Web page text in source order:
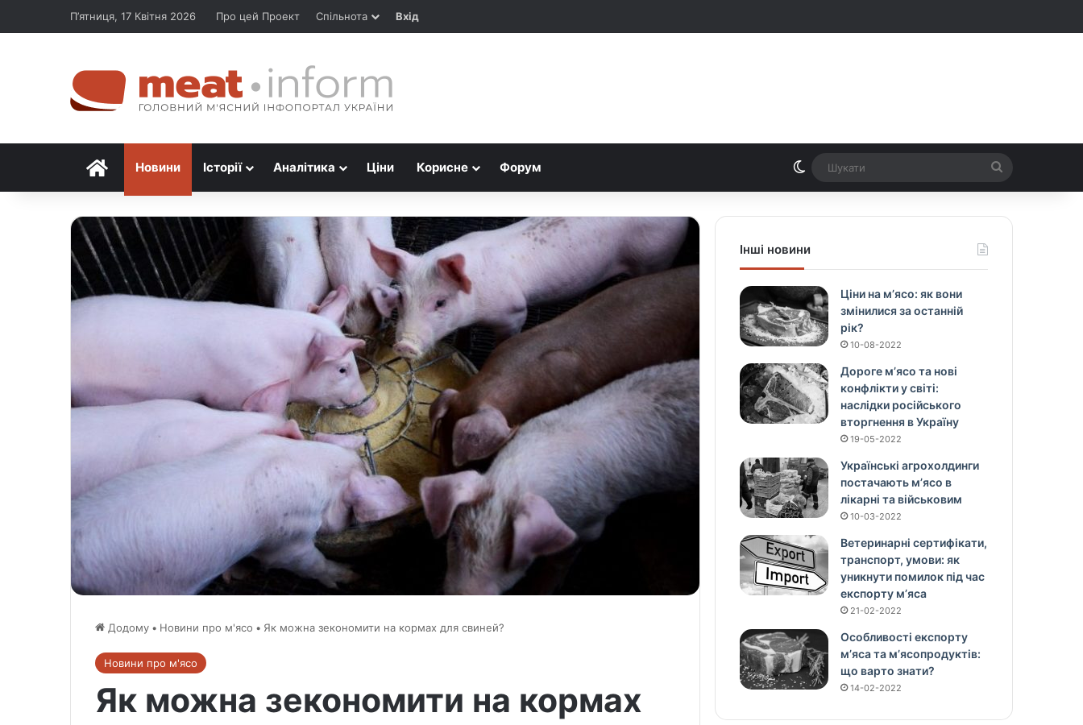
П’ятниця, 17 Квітня 2026 Про цей Проект Спільнота Вхід
ГоловнаНовини Історії Аналітика Ціни Корисне Форум Switch skin
Додому • Новини про м'ясо • Як можна зекономити на кормах для свиней?
Новини про м'ясо
Як можна зекономити на кормах
Інші новини
Ціни на м’ясо: як вони
змінилися за останній
рік?
10-08-2022
Дороге м’ясо та нові
конфлікти у світі:
наслідки російського
вторгнення в Україну
19-05-2022
Українські агрохолдинги
постачають м’ясо в
лікарні та військовим
10-03-2022
Ветеринарні сертифікати,
транспорт, умови: як
уникнути помилок під час
експорту м’яса
21-02-2022
Особливості експорту
м’яса та м’ясопродуктів:
що варто знати?
14-02-2022